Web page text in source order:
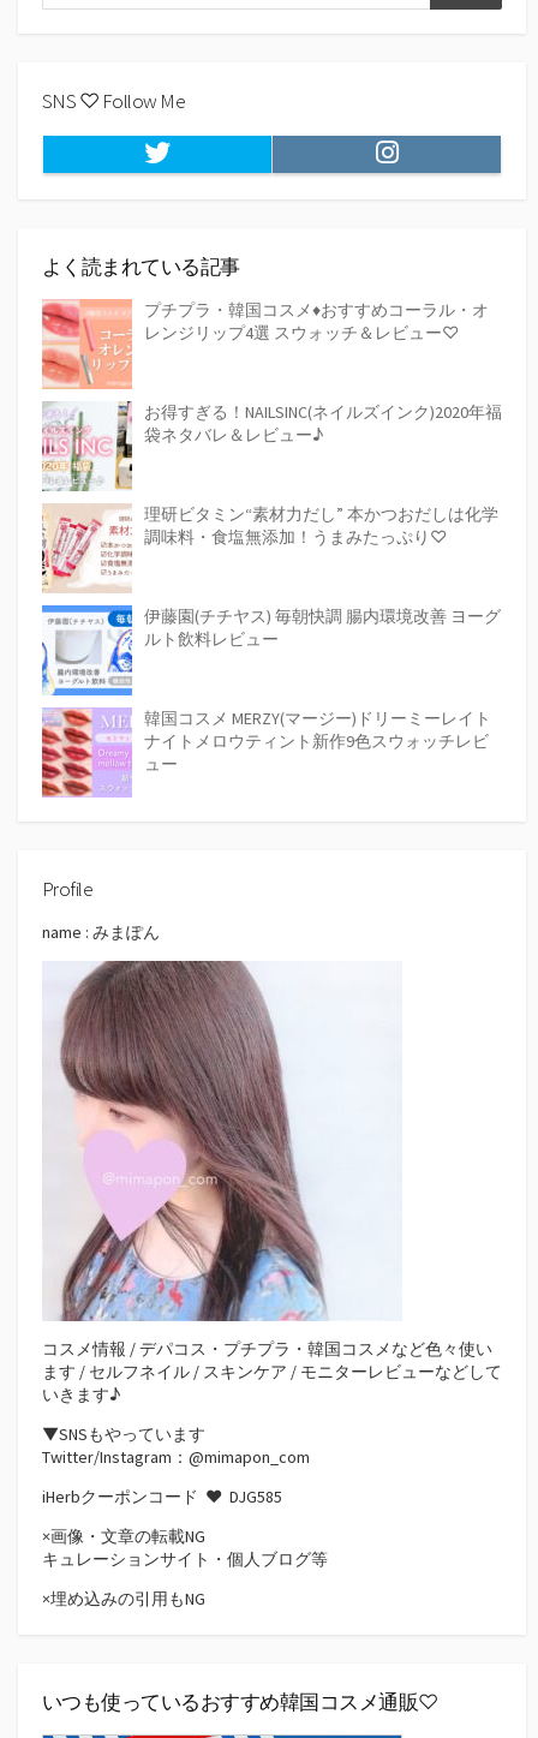
索
SNS ♡ Follow Me
Twitter Instagram
よく読まれている記事
プチプラ・韓国コスメ♦おすすめコーラル・オ
レンジリップ4選 スウォッチ＆レビュー♡
お得すぎる！NAILSINC(ネイルズインク)2020年福
袋ネタバレ＆レビュー♪
理研ビタミン“素材力だし” 本かつおだしは化学
調味料・食塩無添加！うまみたっぷり♡
伊藤園(チチヤス) 毎朝快調 腸内環境改善 ヨーグ
ルト飲料レビュー
韓国コスメ MERZY(マージー)ドリーミーレイト
ナイトメロウティント新作9色スウォッチレビ
ュー
Profile
name : みまぽん
コスメ情報 / デパコス・プチプラ・韓国コスメなど色々使い
ます / セルフネイル / スキンケア / モニターレビューなどして
いきます♪
▼SNSもやっています
Twitter/Instagram：@mimapon_com
iHerbクーポンコード ♥ DJG585
×画像・文章の転載NG
キュレーションサイト・個人ブログ等
×埋め込みの引用もNG
いつも使っているおすすめ韓国コスメ通販♡